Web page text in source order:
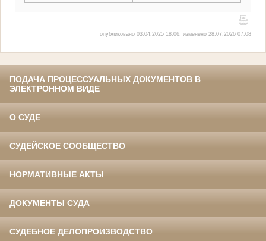
опубликовано 03.04.2025 18:06, изменено 28.07.2026 07:08
ПОДАЧА ПРОЦЕССУАЛЬНЫХ ДОКУМЕНТОВ В
ЭЛЕКТРОННОМ ВИДЕ
О СУДЕ
СУДЕЙСКОЕ СООБЩЕСТВО
НОРМАТИВНЫЕ АКТЫ
ДОКУМЕНТЫ СУДА
СУДЕБНОЕ ДЕЛОПРОИЗВОДСТВО